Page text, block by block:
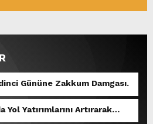
Gününe Zakkum Damgası.
Yol Yatırımlarını Artırarak